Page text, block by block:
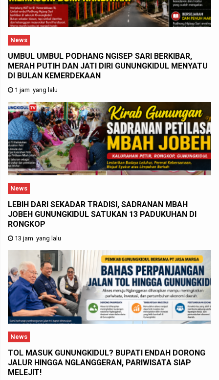
News
UMBUL UMBUL PODHANG NGISEP SARI BERKIBAR,
MERAH PUTIH DAN JATI DIRI GUNUNGKIDUL MENYATU
DI BULAN KEMERDEKAAN
1 jam yang lalu
News
LEBIH DARI SEKADAR TRADISI, SADRANAN MBAH
JOBEH GUNUNGKIDUL SATUKAN 13 PADUKUHAN DI
RONGKOP
13 jam yang lalu
News
TOL MASUK GUNUNGKIDUL? BUPATI ENDAH DORONG
JALUR HINGGA NGLANGGERAN, PARIWISATA SIAP
MELEJIT!